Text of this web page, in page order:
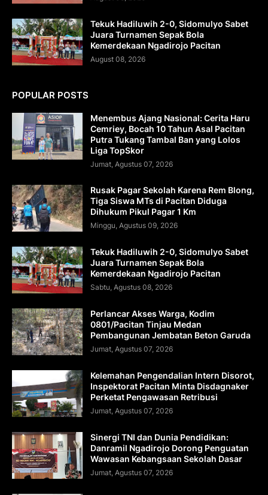
Tekuk Hadiluwih 2-0, Sidomulyo Sabet
Juara Turnamen Sepak Bola
Kemerdekaan Ngadirojo Pacitan
August 08, 2026
POPULAR POSTS
Menembus Ajang Nasional: Cerita Haru
Cemriey, Bocah 10 Tahun Asal Pacitan
Putra Tukang Tambal Ban yang Lolos
Liga TopSkor
Jumat, Agustus 07, 2026
Rusak Pagar Sekolah Karena Rem Blong,
Tiga Siswa MTs di Pacitan Diduga
Dihukum Pikul Pagar 1 Km
Minggu, Agustus 09, 2026
Tekuk Hadiluwih 2-0, Sidomulyo Sabet
Juara Turnamen Sepak Bola
Kemerdekaan Ngadirojo Pacitan
Sabtu, Agustus 08, 2026
Perlancar Akses Warga, Kodim
0801/Pacitan Tinjau Medan
Pembangunan Jembatan Beton Garuda
Jumat, Agustus 07, 2026
Kelemahan Pengendalian Intern Disorot,
Inspektorat Pacitan Minta Disdagnaker
Perketat Pengawasan Retribusi
Jumat, Agustus 07, 2026
Sinergi TNI dan Dunia Pendidikan:
Danramil Ngadirojo Dorong Penguatan
Wawasan Kebangsaan Sekolah Dasar
Jumat, Agustus 07, 2026